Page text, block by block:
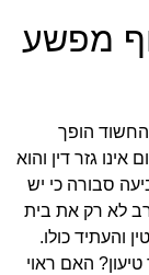
מפשע
הופך
גזר דין והוא
סבורה כי יש
לא רק את בית
והעתיד כולו.
האם ראוי